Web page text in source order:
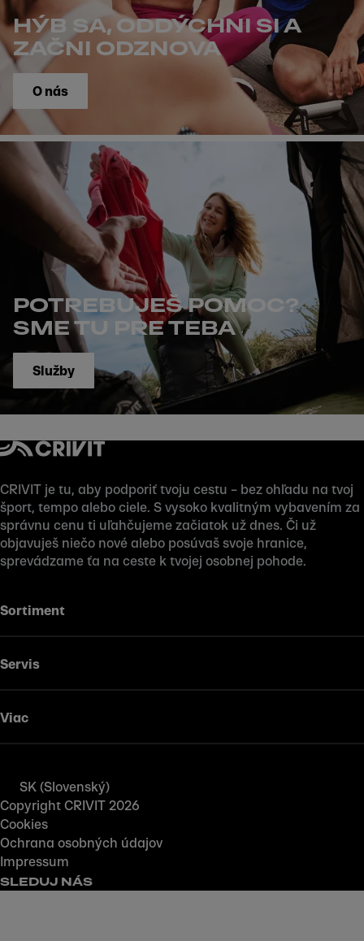
HÝB SA, ODDÝCHNI SI A
ZAČNI ODZNOVA
O nás
POTREBUJEŠ POMOC?
SME TU PRE TEBA
Služby
CRIVIT je tu, aby podporiť tvoju cestu – bez ohľadu na tvoj
šport, tempo alebo ciele. S vysoko kvalitným vybavením za
správnu cenu ti uľahčujeme začiatok už dnes. Či už
objavuješ niečo nové alebo posúvaš svoje hranice,
sprevádzame ťa na ceste k tvojej osobnej pohode.
Sortiment
Servis
Viac
SK (Slovenský)
Copyright CRIVIT 2026
Cookies
Ochrana osobných údajov
Impressum
SLEDUJ NÁS